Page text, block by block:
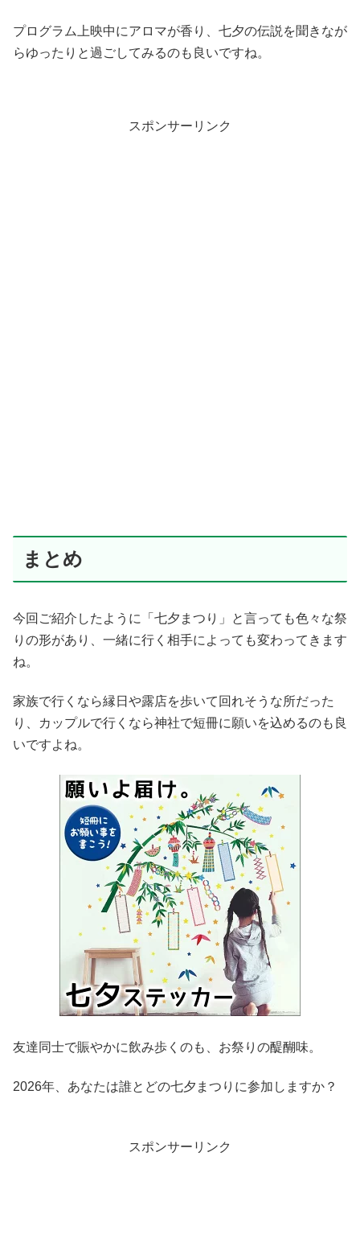
プログラム上映中にアロマが香り、七夕の伝説を聞きなが
らゆったりと過ごしてみるのも良いですね。
スポンサーリンク
まとめ
今回ご紹介したように「七夕まつり」と言っても色々な祭
りの形があり、一緒に行く相手によっても変わってきます
ね。
家族で行くなら縁日や露店を歩いて回れそうな所だった
り、カップルで行くなら神社で短冊に願いを込めるのも良
いですよね。
友達同士で賑やかに飲み歩くのも、お祭りの醍醐味。
2026年、あなたは誰とどの七夕まつりに参加しますか？
スポンサーリンク